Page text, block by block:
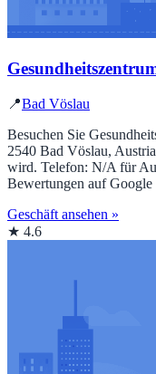
📍Bad Vöslau
Besuchen Sie
2540 Bad Vöslau,
wird. Telefon: N/A für
Bewertungen auf Google
Geschäft ansehen »
★ 4.6